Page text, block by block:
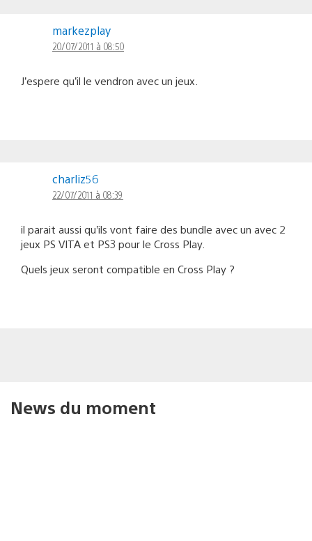
markezplay
20/07/2011 à 08:50
J’espere qu’il le vendron avec un jeux.
charliz56
22/07/2011 à 08:39
il parait aussi qu’ils vont faire des bundle avec un avec 2
jeux PS VITA et PS3 pour le Cross Play.
Quels jeux seront compatible en Cross Play ?
News du moment